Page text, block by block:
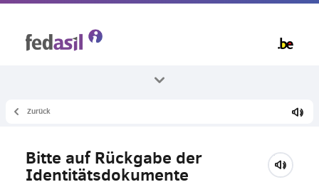
Alle Themenbereiche
Identitätsdokumente
Zurück
Bitte auf Rückgabe der
Identitätsdokumente